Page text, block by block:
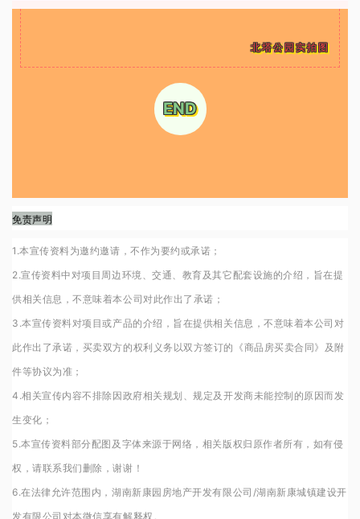
北塔公园实拍图
END
免责声明
1.本宣传资料为邀约邀请，不作为要约或承诺；
2.宣传资料中对项目周边环境、交通、教育及其它配套设施的介绍，旨在提
供相关信息，不意味着本公司对此作出了承诺；
3.本宣传资料对项目或产品的介绍，旨在提供相关信息，不意味着本公司对
此作出了承诺，买卖双方的权利义务以双方签订的《商品房买卖合同》及附
件等协议为准；
4.相关宣传内容不排除因政府相关规划、规定及开发商未能控制的原因而发
生变化；
5.本宣传资料部分配图及字体来源于网络，相关版权归原作者所有，如有侵
权，请联系我们删除，谢谢！
6.在法律允许范围内，湖南新康园房地产开发有限公司/湖南新康城镇建设开
发有限公司对本微信享有解释权。